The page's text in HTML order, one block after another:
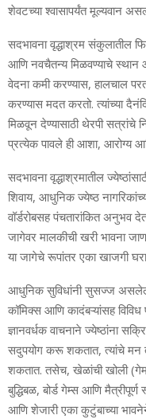
शेवटच्या श्वासापर्यंत मूल्यवान
सदभावना वृद्धाश्रम संकुलातील
आणि नवचैतन्य मिळवण्याचे स्थान
वेदना कमी करण्यास, हालचाल
करण्यास मदत करतो. त्यांच्या
मिळवून देण्यासाठी थेरपी
प्रत्येक पावले ही आशा, आरोग्य
सदभावना वृद्धाश्रमातील
शिवाय, आधुनिक ज्येष्ठ
वॉर्डरोबसह पंचतारांकित अनुभव
जागेवर मालकीची खरी भावना
या जागेचे रूपांतर एका खाजगी
आधुनिक सुविधांनी सुसज्ज
कॉमिक्स आणि कादंबऱ्यांसह
ज्ञानवर्धक वाचनाने ज्येष्ठांना
सदुपयोग करू शकतात, त्यांचे मन
शकतात. तसेच, खेळांची खोली
बुद्धिबळ, बोर्ड गेम्स आणि मैत्रीपूर्ण
आणि शेजारी एका कुटुंबाच्या